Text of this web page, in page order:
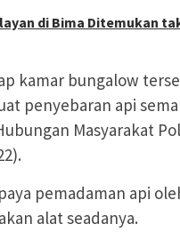
di Bima Ditemukan
kamar bungalow
penyebaran api
Masyarakat
pemadaman api
alat seadanya.